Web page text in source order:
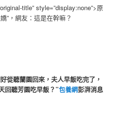
title” style=”display:none”>原
”，網友：這是在幹嘛？
從聽蘭園回來，夫人早飯吃完了，
回聽芳園吃早飯？”包養網彭湃消息